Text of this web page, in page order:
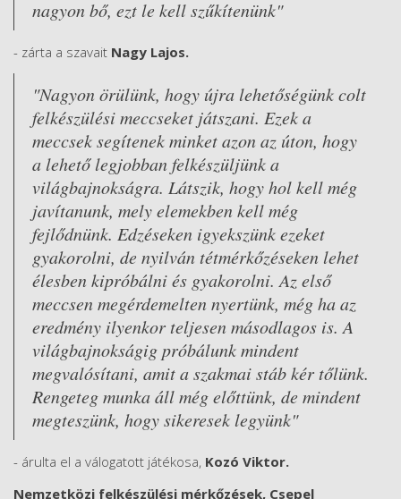
nagyon bő, ezt le kell szűkítenünk"
- zárta a szavait Nagy Lajos.
"Nagyon örülünk, hogy újra lehetőségünk colt
felkészülési meccseket játszani. Ezek a
meccsek segítenek minket azon az úton, hogy
a lehető legjobban felkészüljünk a
világbajnokságra. Látszik, hogy hol kell még
javítanunk, mely elemekben kell még
fejlődnünk. Edzéseken igyekszünk ezeket
gyakorolni, de nyilván tétmérkőzéseken lehet
élesben kipróbálni és gyakorolni. Az első
meccsen megérdemelten nyertünk, még ha az
eredmény ilyenkor teljesen másodlagos is. A
világbajnokságig próbálunk mindent
megvalósítani, amit a szakmai stáb kér tőlünk.
Rengeteg munka áll még előttünk, de mindent
megteszünk, hogy sikeresek legyünk"
- árulta el a válogatott játékosa, Kozó Viktor.
Nemzetközi felkészülési mérkőzések, Csepel